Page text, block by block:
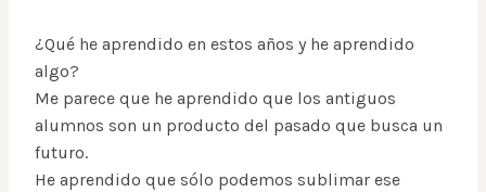
¿Qué he aprendido en estos años y he aprendido
algo?
Me parece que he aprendido que los antiguos
alumnos son un producto del pasado que busca un
futuro.
He aprendido que sólo podemos sublimar ese